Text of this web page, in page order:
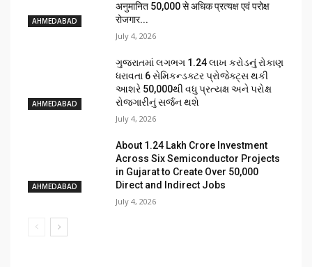
AHMEDABAD
अनुमानित 50,000 से अधिक प्रत्यक्ष एवं परोक्ष
रोजगार...
July 4, 2026
AHMEDABAD
ગુજરાતમાં લગભગ ₹1.24 લાખ કરોડનું રોકાણ
ધરાવતા 6 સેમિકન્ડક્ટર પ્રોજેક્ટ્સ થકી
આશરે 50,000થી વધુ પ્રત્યક્ષ અને પરોક્ષ
રોજગારીનું સર્જન થશે
July 4, 2026
AHMEDABAD
About ₹1.24 Lakh Crore Investment
Across Six Semiconductor Projects
in Gujarat to Create Over 50,000
Direct and Indirect Jobs
July 4, 2026